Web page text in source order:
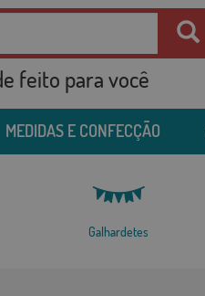
feito para você
MEDIDAS E CONFECÇÃO
Galhardetes